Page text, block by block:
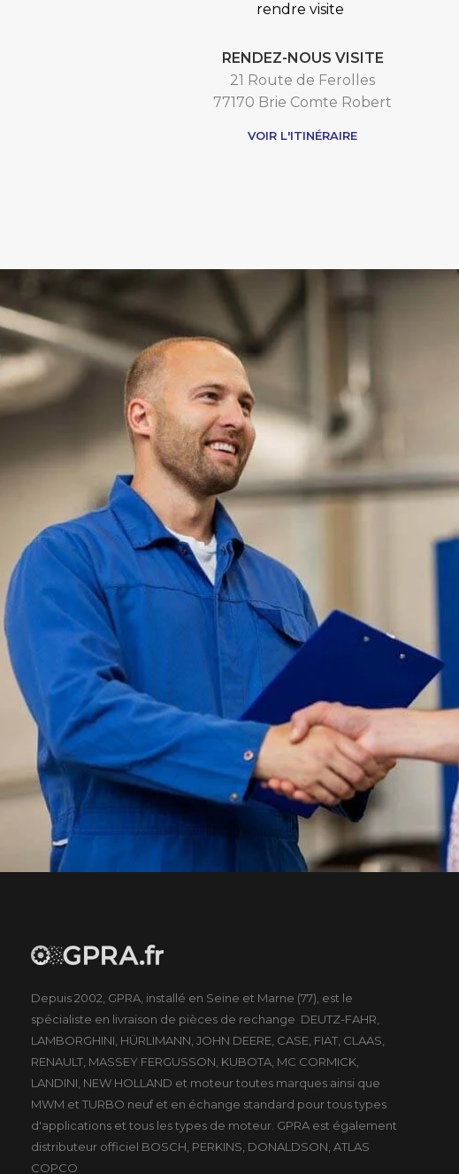
RENDEZ-NOUS VISITE
21 Route de Ferolles
77170 Brie Comte Robert
VOIR L'ITINÉRAIRE
Depuis 2002, GPRA, installé en Seine et Marne (77), est le
spécialiste en livraison de pièces de rechange DEUTZ-FAHR,
LAMBORGHINI, HÜRLIMANN, JOHN DEERE, CASE, FIAT, CLAAS,
RENAULT, MASSEY FERGUSSON, KUBOTA, MC CORMICK,
LANDINI, NEW HOLLAND et moteur toutes marques ainsi que
MWM et TURBO neuf et en échange standard pour tous types
d'applications et tous les types de moteur. GPRA est également
distributeur officiel BOSCH, PERKINS, DONALDSON, ATLAS
COPCO